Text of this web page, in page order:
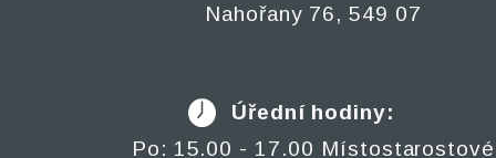
Nahořany 76, 549 07
Úřední hodiny:
Po: 15.00 - 17.00 Místostarostové